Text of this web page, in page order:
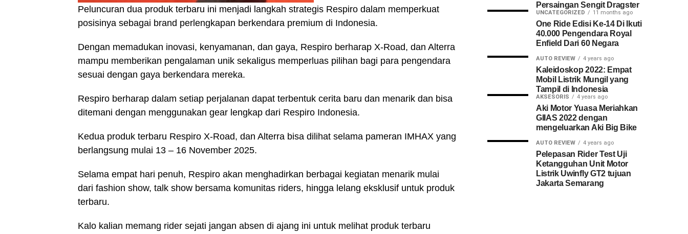
Peluncuran dua produk terbaru ini menjadi langkah strategis Respiro dalam memperkuat
posisinya sebagai brand perlengkapan berkendara premium di Indonesia.
Dengan memadukan inovasi, kenyamanan, dan gaya, Respiro berharap X-Road, dan Alterra
mampu memberikan pengalaman unik sekaligus memperluas pilihan bagi para pengendara
sesuai dengan gaya berkendara mereka.
Respiro berharap dalam setiap perjalanan dapat terbentuk cerita baru dan menarik dan bisa
ditemani dengan menggunakan gear lengkap dari Respiro Indonesia.
Kedua produk terbaru Respiro X-Road, dan Alterra bisa dilihat selama pameran IMHAX yang
berlangsung mulai 13 – 16 November 2025.
Selama empat hari penuh, Respiro akan menghadirkan berbagai kegiatan menarik mulai
dari fashion show, talk show bersama komunitas riders, hingga lelang eksklusif untuk produk
terbaru.
Kalo kalian memang rider sejati jangan absen di ajang ini untuk melihat produk terbaru
Persaingan Sengit Dragster
UNCATEGORIZED 11 months ago
One Ride Edisi Ke-14 Di Ikuti
40.000 Pengendara Royal
Enfield Dari 60 Negara
AUTO REVIEW 4 years ago
Kaleidoskop 2022: Empat
Mobil Listrik Mungil yang
Tampil di Indonesia
AKSESORIS 4 years ago
Aki Motor Yuasa Meriahkan
GIIAS 2022 dengan
mengeluarkan Aki Big Bike
AUTO REVIEW 4 years ago
Pelepasan Rider Test Uji
Ketangguhan Unit Motor
Listrik Uwinfly GT2 tujuan
Jakarta Semarang